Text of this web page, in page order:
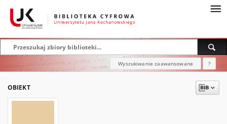
Wyszukiwanie zaawansowane ?
OBIEKT